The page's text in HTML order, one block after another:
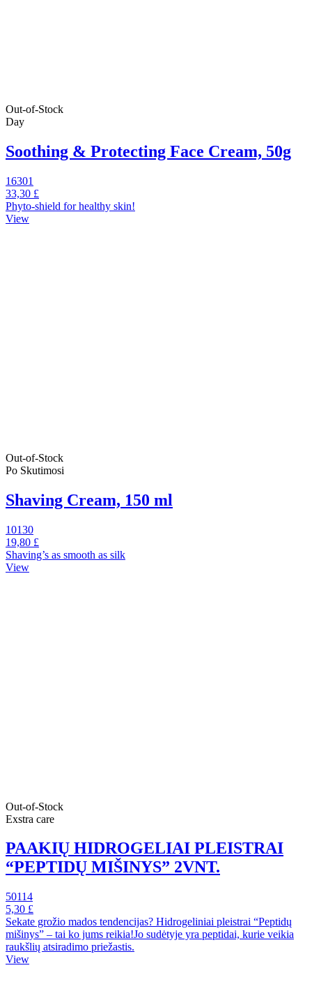
Out-of-Stock
Day
Soothing & Protecting Face Cream, 50g
16301
33,30 £
Phyto-shield for healthy skin!
View
Out-of-Stock
Po Skutimosi
Shaving Cream, 150 ml
10130
19,80 £
Shaving’s as smooth as silk
View
Out-of-Stock
Exstra care
PAAKIŲ HIDROGELIAI PLEISTRAI
“PEPTIDŲ MIŠINYS” 2VNT.
50114
5,30 £
Sekate grožio mados tendencijas? Hidrogeliniai pleistrai “Peptidų
mišinys” – tai ko jums reikia!Jo sudėtyje yra peptidai, kurie veikia
raukšlių atsiradimo priežastis.
View